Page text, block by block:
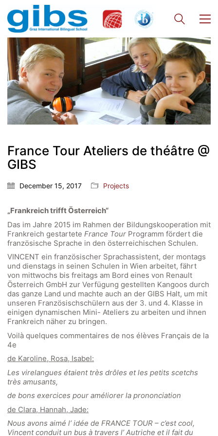
France Tour Ateliers de théâtre @
GIBS
December 15, 2017 Projects
„Frankreich trifft Österreich“
Das im Jahre 2015 im Rahmen der Bildungskooperation mit
Frankreich gestartete France Tour Programm fördert die
französische Sprache in den österreichischen Schulen.
VINCENT ein französischer Sprachassistent, der montags
und dienstags in seinen Schulen in Wien arbeitet, fährt
von mittwochs bis freitags am Bord eines von Renault
Österreich GmbH zur Verfügung gestellten Kangoos durch
das ganze Land und machte auch an der GIBS Halt, um mit
unseren Französischschülern aus der 3. und 4. Klasse in
einigen dynamischen Mini- Ateliers zu arbeiten und ihnen
Frankreich näher zu bringen.
Voilà quelques commentaires de nos élèves Français de la
4e
de Karoline, Rosa, Isabel:
Les virelangues étaient très drôles et les petits scetchs
très amusants,
de bons exercices pour améliorer la prononciation
de Clara, Hannah, Jade:
Nous avons aimé l’ idée de FRANCE TOUR – c’est cool,
Vincent conduit un bus à travers l’ Autriche et il fait du